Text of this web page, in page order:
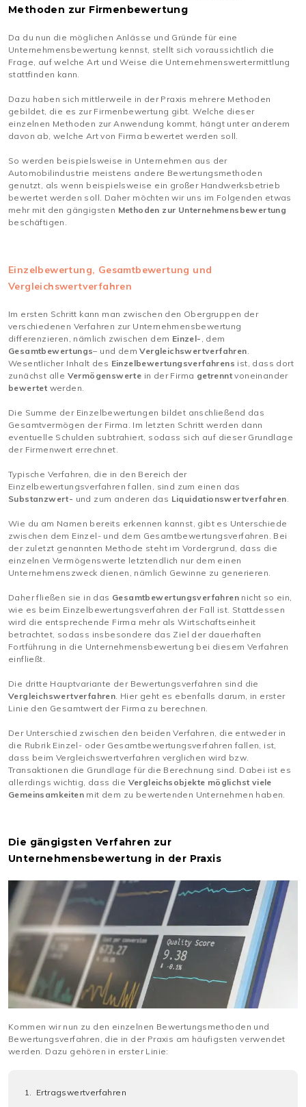
Methoden zur Firmenbewertung
Da du nun die möglichen Anlässe und Gründe für eine
Unternehmensbewertung kennst, stellt sich voraussichtlich die
Frage, auf welche Art und Weise die Unternehmenswertermittlung
stattfinden kann.
Dazu haben sich mittlerweile in der Praxis mehrere Methoden
gebildet, die es zur Firmenbewertung gibt. Welche dieser
einzelnen Methoden zur Anwendung kommt, hängt unter anderem
davon ab, welche Art von Firma bewertet werden soll.
So werden beispielsweise in Unternehmen aus der
Automobilindustrie meistens andere Bewertungsmethoden
genutzt, als wenn beispielsweise ein großer Handwerksbetrieb
bewertet werden soll. Daher möchten wir uns im Folgenden etwas
mehr mit den gängigsten Methoden zur Unternehmensbewertung
beschäftigen.
Einzelbewertung, Gesamtbewertung und
Vergleichswertverfahren
Im ersten Schritt kann man zwischen den Obergruppen der
verschiedenen Verfahren zur Unternehmensbewertung
differenzieren, nämlich zwischen dem Einzel- , dem
Gesamtbewertungs– und demVergleichswertverfahren
Wesentlicher Inhalt des Einzelbewertungsverfahrens ist, dass dort
zunächst alle Vermögenswerte in der Firma getrennt voneinander
bewertet werden.
Die Summe der Einzelbewertungen bildet anschließend das
Gesamtvermögen der Firma. Im letzten Schritt werden dann
eventuelle Schulden subtrahiert, sodass sich auf dieser Grundlage
der Firmenwert errechnet.
Typische Verfahren, die in den Bereich der
Einzelbewertungsverfahren fallen, sind zum einen das
Substanzwert- und zum anderen das Liquidationswertverfahren
Wie du am Namen bereits erkennen kannst, gibt es Unterschiede
zwischen dem Einzel- und dem Gesamtbewertungsverfahren. Bei
der zuletzt genannten Methode steht im Vordergrund, dass die
einzelnen Vermögenswerte letztendlich nur dem einen
Unternehmenszweck dienen, nämlich Gewinne zu generieren.
Daher fließen sie in das Gesamtbewertungsverfahren nicht so ein,
wie es beim Einzelbewertungsverfahren der Fall ist. Stattdessen
wird die entsprechende Firma mehr als Wirtschaftseinheit
betrachtet, sodass insbesondere das Ziel der dauerhaften
Fortführung in die Unternehmensbewertung bei diesem Verfahren
einfließt.
Die dritte Hauptvariante der Bewertungsverfahren sind die
Vergleichswertverfahren . Hier geht es ebenfalls darum, in erster
Linie den Gesamtwert der Firma zu berechnen.
Der Unterschied zwischen den beiden Verfahren, die entweder in
die Rubrik Einzel- oder Gesamtbewertungsverfahren fallen, ist,
dass beim Vergleichswertverfahren verglichen wird bzw.
Transaktionen die Grundlage für die Berechnung sind. Dabei ist es
allerdings wichtig, dass die Vergleichsobjekte möglichst viele
Gemeinsamkeiten mit dem zu bewertenden Unternehmen haben.
Die gängigsten Verfahren zur
Unternehmensbewertung in der Praxis
Kommen wir nun zu den einzelnen Bewertungsmethoden und
Bewertungsverfahren, die in der Praxis am häufigsten verwendet
werden. Dazu gehören in erster Linie:
Ertragswertverfahren